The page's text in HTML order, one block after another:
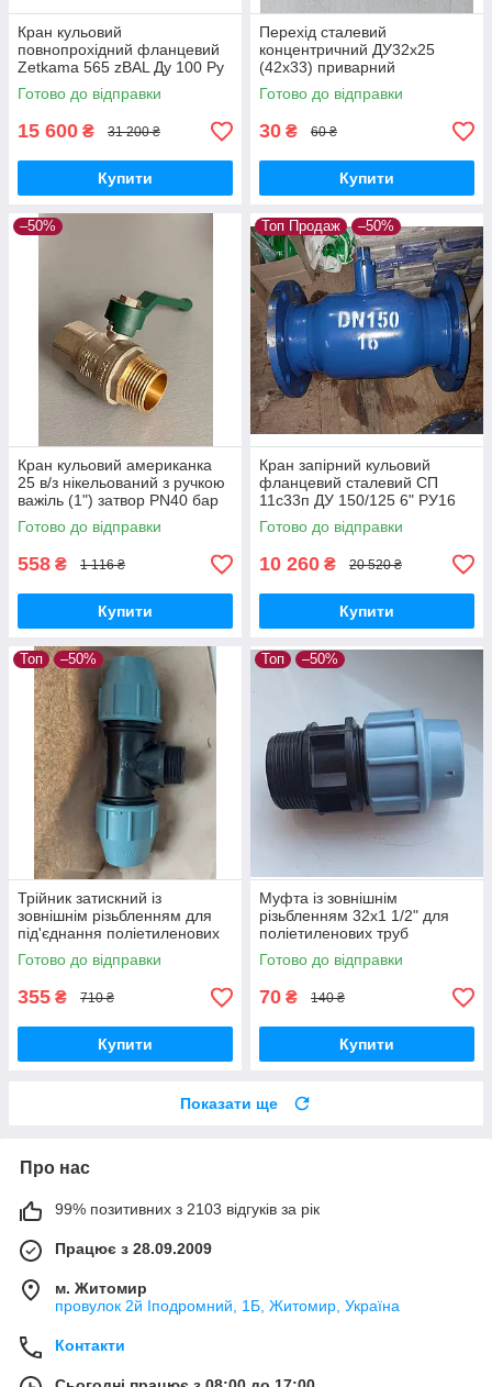
Кран кульовий
повнопрохідний фланцевий
Zetkama 565 zBAL Ду 100 Ру
16 чавунний суцільнозварний
корпус
Готово до відправки
15 600 ₴ 31 200 ₴
Купити
Перехід сталевий
концентричний ДУ32x25
(42х33) приварний
безшовний
Готово до відправки
30 ₴ 60 ₴
Купити
–50%
Кран кульовий американка
25 в/з нікельований з ручкою
важіль (1") затвор PN40 бар
Готово до відправки
558 ₴ 1 116 ₴
Купити
Топ Продаж –50%
Кран запірний кульовий
фланцевий сталевий СП
11с33п ДУ 150/125 6" РУ16
стандартнопрохідний
цільнозварний
Готово до відправки
10 260 ₴ 20 520 ₴
Купити
Топ –50%
Трійник затискний із
зовнішнім різьбленням для
під'єднання поліетиленових
труб 50х2"х50
поліпропіленовий PN 16
Готово до відправки
355 ₴ 710 ₴
Купити
Топ –50%
Муфта із зовнішнім
різьбленням 32х1 1/2" для
поліетиленових труб
компресійне з'єднання PN16
Готово до відправки
70 ₴ 140 ₴
Купити
Показати ще
Про нас
99% позитивних з 2103 відгуків за рік
Працює з 28.09.2009
м. Житомир
провулок 2й Іподромний, 1Б, Житомир, Україна
Контакти